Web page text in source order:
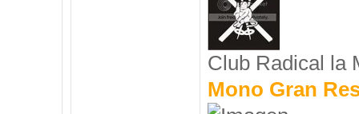
Club Radical la
Mono Gran